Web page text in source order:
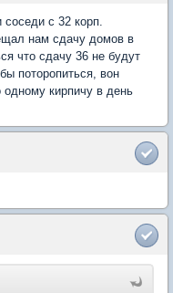
с 32 корп.
нам сдачу домов в
что сдачу 36 не будут
поторопиться, вон
кирпичу в день